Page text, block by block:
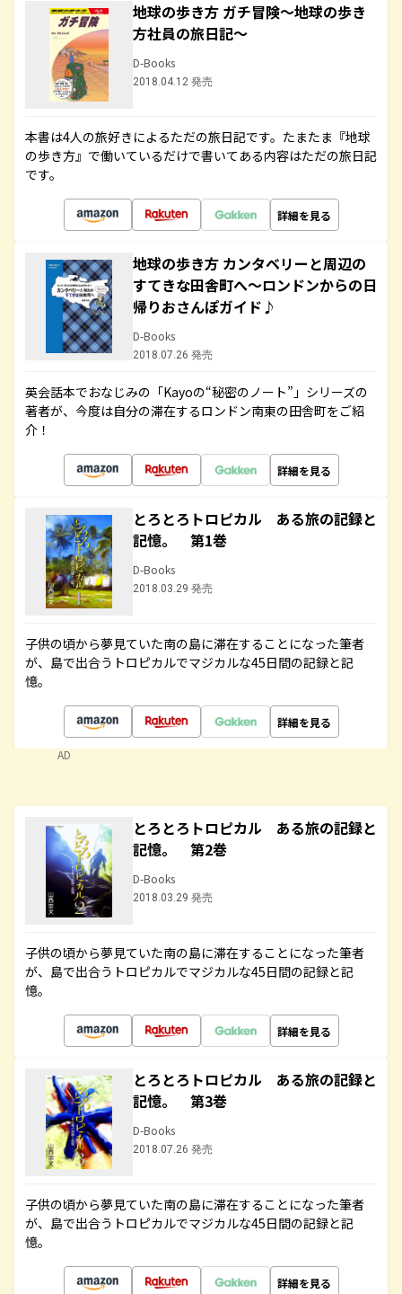
地球の歩き方 ガチ冒険～地球の歩き
方社員の旅日記～
D-Books
2018.04.12 発売
本書は4人の旅好きによるただの旅日記です。たまたま『地球
の歩き方』で働いているだけで書いてある内容はただの旅日記
です。
詳細を見る
地球の歩き方 カンタベリーと周辺の
すてきな田舎町へ～ロンドンからの日
帰りおさんぽガイド♪
D-Books
2018.07.26 発売
英会話本でおなじみの「Kayoの“秘密のノート”」シリーズの
著者が、今度は自分の滞在するロンドン南東の田舎町をご紹
介！
詳細を見る
とろとろトロピカル ある旅の記録と
記憶。 第1巻
D-Books
2018.03.29 発売
子供の頃から夢見ていた南の島に滞在することになった筆者
が、島で出合うトロピカルでマジカルな45日間の記録と記
憶。
詳細を見る
AD
とろとろトロピカル ある旅の記録と
記憶。 第2巻
D-Books
2018.03.29 発売
子供の頃から夢見ていた南の島に滞在することになった筆者
が、島で出合うトロピカルでマジカルな45日間の記録と記
憶。
詳細を見る
とろとろトロピカル ある旅の記録と
記憶。 第3巻
D-Books
2018.07.26 発売
子供の頃から夢見ていた南の島に滞在することになった筆者
が、島で出合うトロピカルでマジカルな45日間の記録と記
憶。
詳細を見る